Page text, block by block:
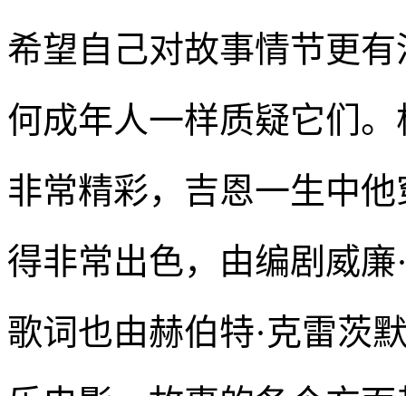
希望自己对故事情节更
何成年人一样质疑它们
非常精彩，吉恩一生中
得非常出色，由编剧威
歌词也由赫伯特·克雷茨